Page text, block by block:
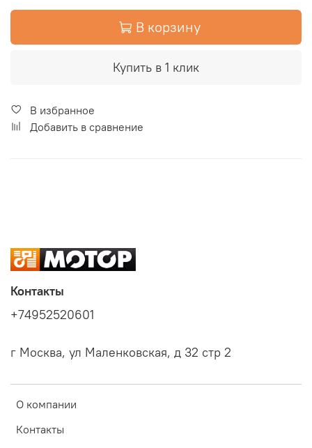
В корзину
Купить в 1 клик
В избранное
Добавить в сравнение
О компании
Контакты
Контакты
+74952520601
г Москва, ул Маленковская, д 32 стр 2